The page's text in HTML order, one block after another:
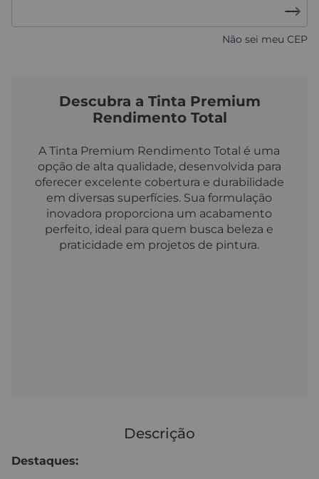
Não sei meu CEP
Descubra a Tinta Premium
Rendimento Total
A Tinta Premium Rendimento Total é uma
opção de alta qualidade, desenvolvida para
oferecer excelente cobertura e durabilidade
em diversas superfícies. Sua formulação
inovadora proporciona um acabamento
perfeito, ideal para quem busca beleza e
praticidade em projetos de pintura.
Descrição
Destaques: